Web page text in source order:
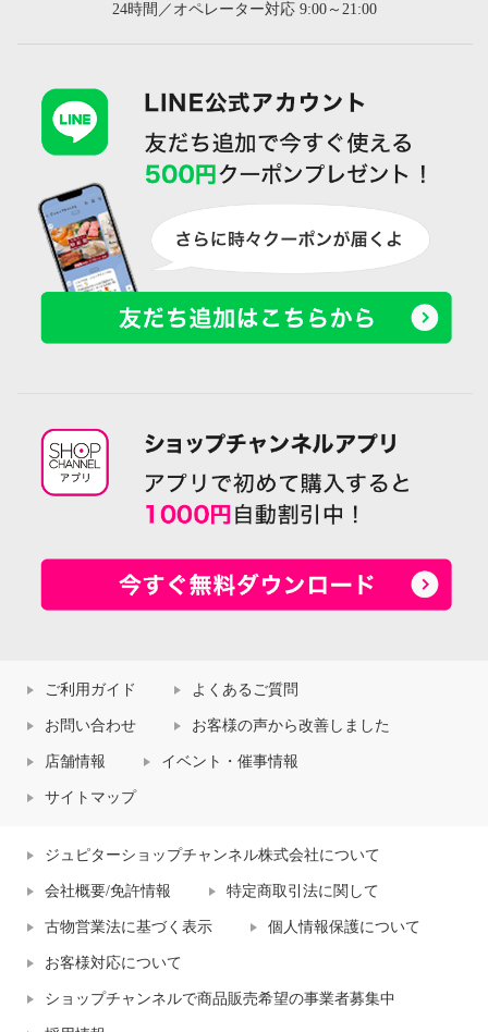
24時間／オペレーター対応 9:00～21:00
ご利用ガイド よくあるご質問
お問い合わせ お客様の声から改善しました
店舗情報 イベント・催事情報
サイトマップ
ジュピターショップチャンネル株式会社について
会社概要/免許情報 特定商取引法に関して
古物営業法に基づく表示 個人情報保護について
お客様対応について
ショップチャンネルで商品販売希望の事業者募集中